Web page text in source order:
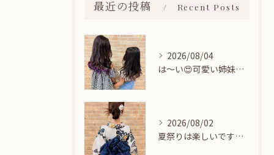
最近の投稿 Recent Posts
2026/08/04
は〜い😍可愛い姉妹ちゃん👭
2026/08/02
夏祭りは楽しいですね👘